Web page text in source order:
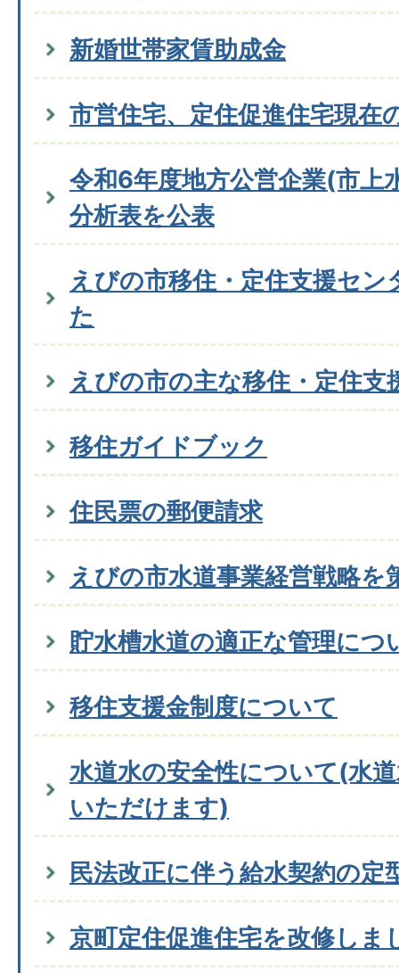
新婚世帯家賃助成金
市営住宅、定住促進住宅現在
令和6年度地方公営企業(市上
分析表を公表
えびの市移住・定住支援セン
た
えびの市の主な移住・定住支
移住ガイドブック
住民票の郵便請求
えびの市水道事業経営戦略を
貯水槽水道の適正な管理につ
移住支援金制度について
水道水の安全性について(水
いただけます)
民法改正に伴う給水契約の定
京町定住促進住宅を改修しま